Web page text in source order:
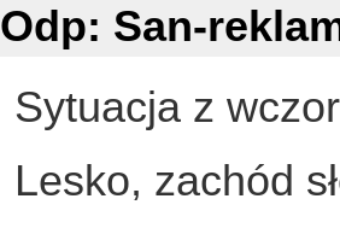
Odp: San-
Sytuacja z
Lesko, zachód